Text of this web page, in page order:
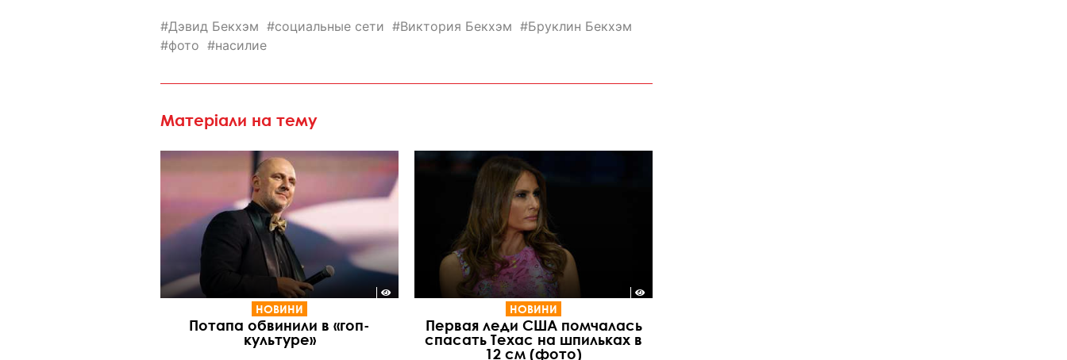
Дэвид Бекхэм социальные сети Виктория Бекхэм
Бруклин Бекхэм
фото
насилие
Матеріали на тему
НОВИНИ
Потапа обвинили в «гоп-
культуре»
НОВИНИ
Первая леди США помчалась
спасать Техас на шпильках в
12 см (фото)